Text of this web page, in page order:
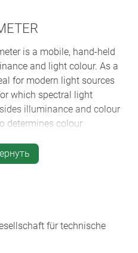
is a mobile, hand-held
and light colour. As a
for modern light sources
which spectral light
illuminance and colour
determines colour
Operation is simple
touch screen.
für technische